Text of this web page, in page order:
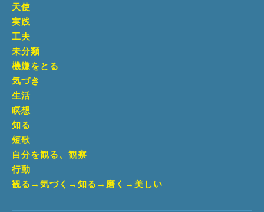
天使
実践
工夫
未分類
機嫌をとる
気づき
生活
瞑想
知る
短歌
自分を観る、観察
行動
観る→気づく→知る→磨く→美しい